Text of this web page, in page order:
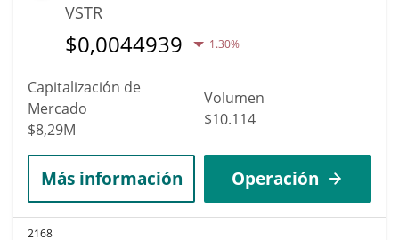
VSTR
$0,0044939 1.30%
Capitalización de
Mercado
$8,29M
Volumen
$10.114
Más información Operación
2168